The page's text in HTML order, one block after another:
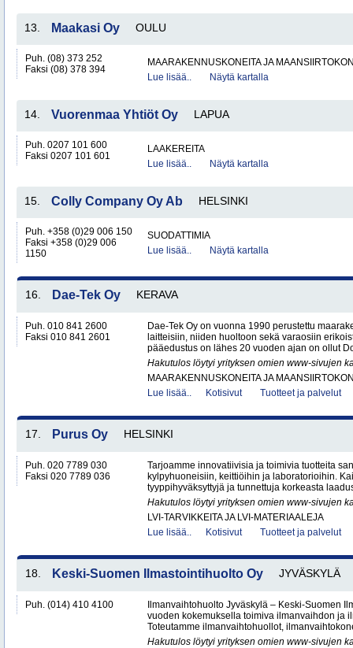
13. Maakasi Oy OULU
Puh. (08) 373 252
Faksi (08) 378 394
MAARAKENNUSKONEITA JA
Lue lisää..
Näytä kartalla
14. Vuorenmaa Yhtiöt Oy LAPUA
Puh. 0207 101 600
Faksi 0207 101 601
LAAKEREITA
Lue lisää..
Näytä kartalla
15. Colly Company Oy Ab HELSINKI
Puh. +358 (0)29 006 150
Faksi +358 (0)29 006
1150
SUODATTIMIA
Lue lisää..
Näytä kartalla
16. Dae-Tek Oy KERAVA
Puh. 010 841 2600
Faksi 010 841 2601
Dae-Tek Oy on vuonna 1990 perustettu
laitteisiin, niiden huoltoon sekä varaosiin
pääedustus on lähes 20 vuoden ajan on ollut
Hakutulos löytyi yrityksen omien www-sivujen
MAARAKENNUSKONEITA JA
Lue lisää..
Kotisivut Tuotteet ja palvelut
17. Purus Oy HELSINKI
Puh. 020 7789 030
Faksi 020 7789 036
Tarjoamme innovatiivisia ja toimivia tuotteita
kylpyhuoneisiin, keittiöihin ja laboratorioihin.
tyyppihyväksyttyjä ja tunnettuja korkeasta
Hakutulos löytyi yrityksen omien www-sivujen
LVI-TARVIKKEITA JA LVI-MATERIAALEJA
Lue lisää..
Kotisivut Tuotteet ja palvelut
18. Keski-Suomen Ilmastointihuolto Oy JYVÄSKYLÄ
Puh. (014) 410 4100
Ilmanvaihtohuolto Jyväskylä – Keski-Suomen
vuoden kokemuksella toimiva ilmanvaihdon ja
Toteutamme ilmanvaihtohuollot,
Hakutulos löytyi yrityksen omien www-sivujen